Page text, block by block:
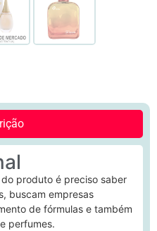
produto é preciso saber
buscam empresas
de fórmulas e também
perfumes.